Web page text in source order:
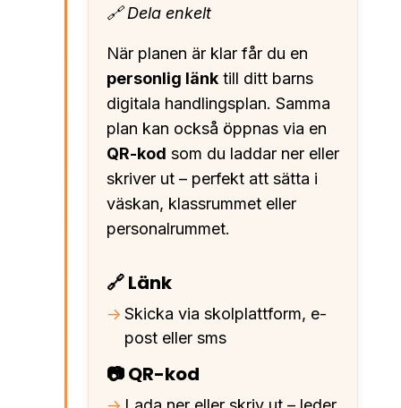
🔗 Dela enkelt
När planen är klar får du en
personlig länk till ditt barns
digitala handlingsplan. Samma
plan kan också öppnas via en
QR-kod som du laddar ner eller
skriver ut – perfekt att sätta i
väskan, klassrummet eller
personalrummet.
🔗 Länk
Skicka via skolplattform, e-
post eller sms
📷 QR-kod